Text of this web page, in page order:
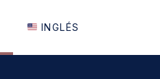
INGLÉS